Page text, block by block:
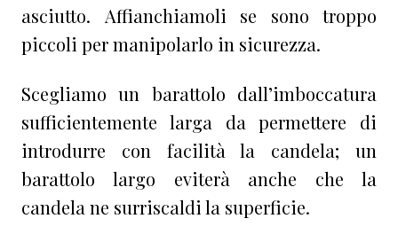
asciutto. Affianchiamoli se sono troppo
piccoli per manipolarlo in sicurezza.
Scegliamo un barattolo dall’imboccatura
sufficientemente larga da permettere di
introdurre con facilità la candela; un
barattolo largo eviterà anche che la
candela ne surriscaldi la superficie.